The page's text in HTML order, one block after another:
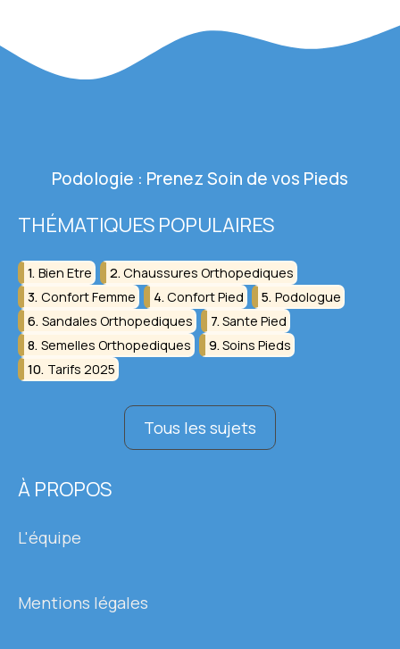
THÉMATIQUES POPULAIRES
Bien Etre
Chaussures Orthopediques
Confort Femme
Confort Pied
Podologue
Sandales Orthopediques
Sante Pied
Semelles Orthopediques
Soins Pieds
Tarifs 2025
Tous les sujets
Podologie : Prenez Soin de vos Pieds
À PROPOS
L'équipe
Mentions légales